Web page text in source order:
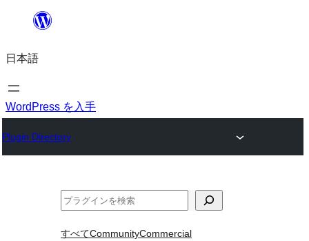
を
ス
キ
プ
日本語
WordPress を入手
Plugin Directory
検
すべてCommunityCommercial